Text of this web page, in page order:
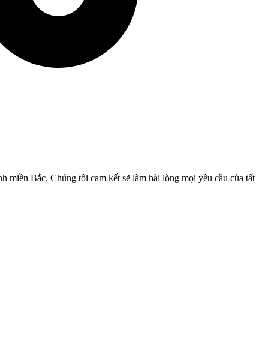
Bắc. Chúng tôi cam kết sẽ làm hài lòng mọi yêu cầu của tất